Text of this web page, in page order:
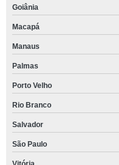
Goiânia
Macapá
Manaus
Palmas
Porto Velho
Rio Branco
Salvador
São Paulo